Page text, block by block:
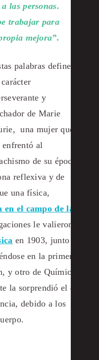
las personas.
trabajar para
mejora”.
palabras definen
y
de Marie
una mujer que
enfrentó al
de su época,
reflexiva y de
una física,
en el campo de la
le valieron
en 1903, junto
en la primera
y otro de Química
la sorprendió el 4
debido a los